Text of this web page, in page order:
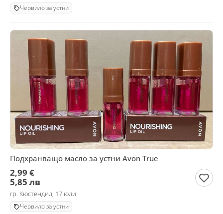
Червило за устни
Подхранващо масло за устни Avon True
2,99 €
5,85 лв
гр. Кюстендил, 17 юли
Червило за устни